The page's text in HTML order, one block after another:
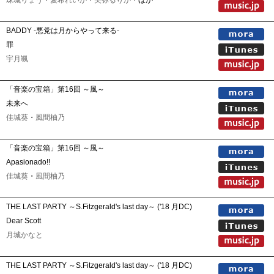
BADDY -悪党は月からやって来る-
罪
宇月颯
「音楽の宝箱」第16回 ～風～
未来へ
佳城葵 ・ 風間柚乃
「音楽の宝箱」第16回 ～風～
Apasionado!!
佳城葵 ・ 風間柚乃
THE LAST PARTY ～S.Fitzgerald's last day～ ('18 月DC)
Dear Scott
月城かなと
THE LAST PARTY ～S.Fitzgerald's last day～ ('18 月DC)